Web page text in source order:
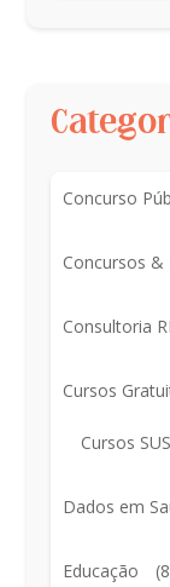
Concurso
Concursos &
Consultoria
Cursos
Cursos SUS
Dados em
Educação